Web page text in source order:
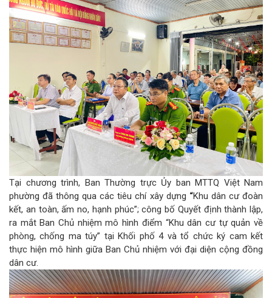
Tại chương trình, Ban Thường trực Ủy ban MTTQ Việt Nam
phường đã thông qua các tiêu chí xây dựng “Khu dân cư đoàn
kết, an toàn, ấm no, hạnh phúc”; công bố Quyết định thành lập,
ra mắt Ban Chủ nhiệm mô hình điểm “Khu dân cư tự quản về
phòng, chống ma túy” tại Khối phố 4 và tổ chức ký cam kết
thực hiện mô hình giữa Ban Chủ nhiệm với đại diện cộng đồng
dân cư.